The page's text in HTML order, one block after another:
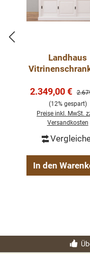
Landhaus
Cabinet
weiß
Verkaufspreis:
2.349,00 €
(12% gespart)
Preise inkl. MwSt.
Versandkosten
In den